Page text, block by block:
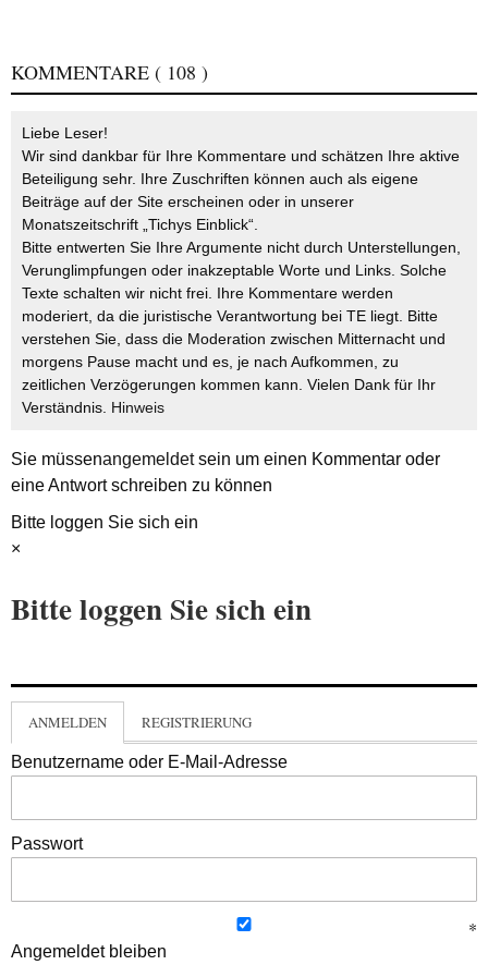
KOMMENTARE ( 108 )
Liebe Leser!
Wir sind dankbar für Ihre Kommentare und schätzen Ihre aktive
Beteiligung sehr. Ihre Zuschriften können auch als eigene
Beiträge auf der Site erscheinen oder in unserer
Monatszeitschrift „Tichys Einblick“.
Bitte entwerten Sie Ihre Argumente nicht durch Unterstellungen,
Verunglimpfungen oder inakzeptable Worte und Links. Solche
Texte schalten wir nicht frei. Ihre Kommentare werden
moderiert, da die juristische Verantwortung bei TE liegt. Bitte
verstehen Sie, dass die Moderation zwischen Mitternacht und
morgens Pause macht und es, je nach Aufkommen, zu
zeitlichen Verzögerungen kommen kann. Vielen Dank für Ihr
Verständnis. Hinweis
Sie müssenangemeldetsein um einen Kommentar oder
eine Antwort schreiben zu können
Bitte loggen Sie sich ein
×
Bitte loggen Sie sich ein
ANMELDEN REGISTRIERUNG
Benutzername oder E-Mail-Adresse
Passwort
Angemeldet bleiben